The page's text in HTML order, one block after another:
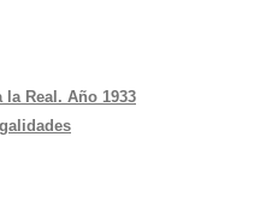
la Real. Año 1933